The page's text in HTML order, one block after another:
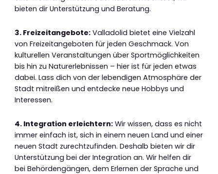
bieten dir Unterstützung und Beratung.
3. Freizeitangebote: Valladolid bietet eine Vielzahl
von Freizeitangeboten für jeden Geschmack. Von
kulturellen Veranstaltungen über Sportmöglichkeiten
bis hin zu Naturerlebnissen – hier ist für jeden etwas
dabei. Lass dich von der lebendigen Atmosphäre der
Stadt mitreißen und entdecke neue Hobbys und
Interessen.
4. Integration erleichtern: Wir wissen, dass es nicht
immer einfach ist, sich in einem neuen Land und einer
neuen Stadt zurechtzufinden. Deshalb bieten wir dir
Unterstützung bei der Integration an. Wir helfen dir
bei Behördengängen, dem Erlernen der Sprache und